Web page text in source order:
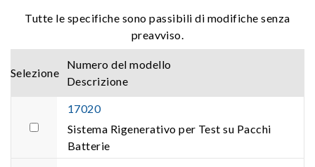
Tutte le specifiche sono passibili di modifiche senza
preavviso.
Selezione
Numero del modello
Descrizione
17020
Sistema Rigenerativo per Test su Pacchi
Batterie